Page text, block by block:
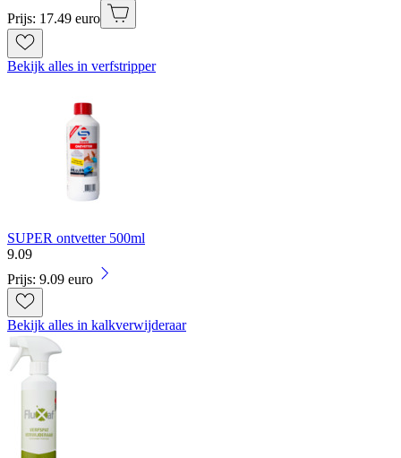
Prijs: 17.49 euro
Bekijk alles in verfstripper
SUPER ontvetter 500ml
9.09
Prijs: 9.09 euro
Bekijk alles in kalkverwijderaar